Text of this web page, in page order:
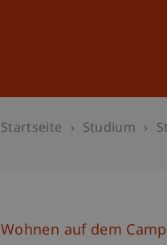
Startseite Studium
Wohnen auf dem